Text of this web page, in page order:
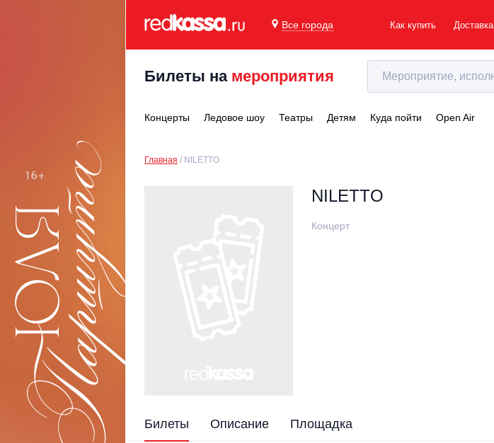
Все города Как купить Доставка
Билеты на мероприятия
Концерты Ледовое шоу Театры Детям Куда пойти Open Air
Главная NILETTO
NILETTO
Концерт
Билеты Описание Площадка